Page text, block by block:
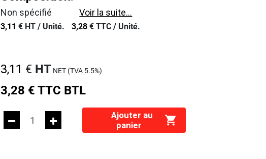
Non spécifié Voir la suite...
3,11 € HT / Unité. 3,28 € TTC / Unité.
3,11 € HT NET (TVA 5.5%)
3,28 € TTC BTL
Ajouter au
panier